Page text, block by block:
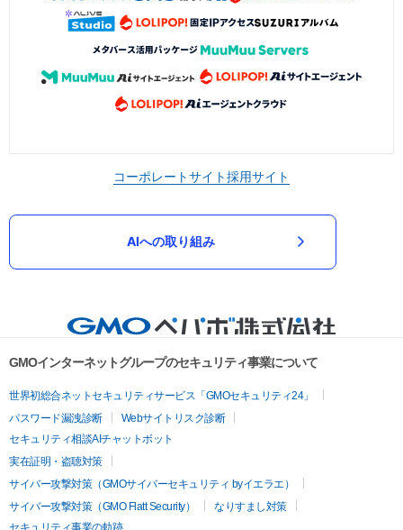
コーポレートサイト採用サイト
AIへの取り組み
GMOインターネットグループのセキュリティ事業について
世界初総合ネットセキュリティサービス「GMOセキュリティ24」
パスワード漏洩診断
Webサイトリスク診断
セキュリティ相談AIチャットボット
実在証明・盗聴対策
サイバー攻撃対策（GMOサイバーセキュリティ byイエラエ）
サイバー攻撃対策（GMO Flatt Security）
なりすまし対策
セキュリティ事業の軌跡